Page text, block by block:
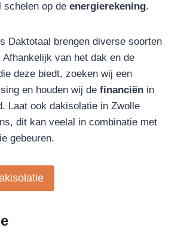
schelen op de energierekening.
Daktotaal brengen diverse soorten
van het dak en de
deze biedt, zoeken wij een
en houden wij de financiën in
Laat ook dakisolatie in Zwolle
dit kan veelal in combinatie met
gebeuren.